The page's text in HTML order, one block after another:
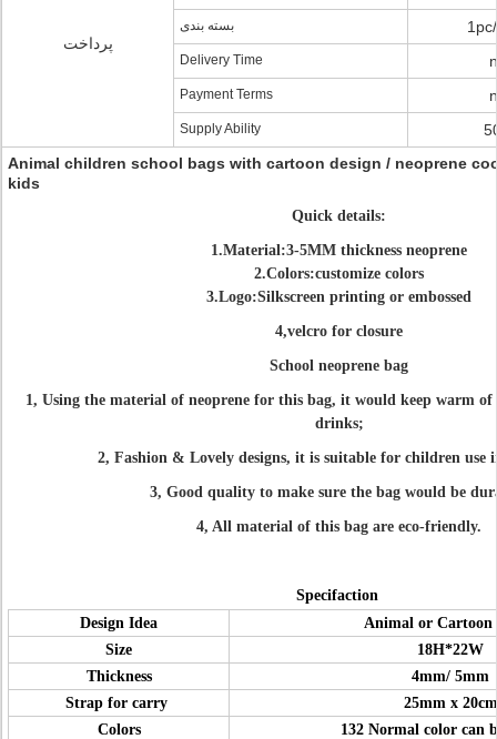
پرداخت
بسته بندی
Delivery Time
Payment Terms
Supply Ability
Animal children school bags with cartoon design / neoprene
kids
Quick details:
1.Material:3-5MM thickness neoprene
2.Colors:customize colors
3.Logo:Silkscreen printing or embossed
4,velcro for closure
School neoprene bag
1, Using the material of neoprene for this bag, it would keep warm
drinks;
2, Fashion & Lovely designs, it is suitable for children use
3, Good quality to make sure the bag would be
4, All material of this bag are eco-friendly.
Specifaction
Design Idea
Animal or Cartoon
Size
18H*22W
Thickness
4mm/ 5mm
Strap for carry 25mm x 20cm
Colors
132 Normal color can